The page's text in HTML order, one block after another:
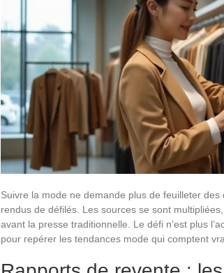
Suivre la mode ne demande plus de feuilleter
rendus de défilés. Les sources se sont
avant la presse traditionnelle. Le défi n’est plus
pour repérer les tendances mode qui comptent